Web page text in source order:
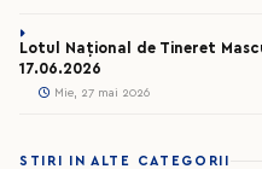
Lotul Național de Tineret
17.06.2026
Mie, 27 mai 2026
STIRI IN ALTE CATEGORII